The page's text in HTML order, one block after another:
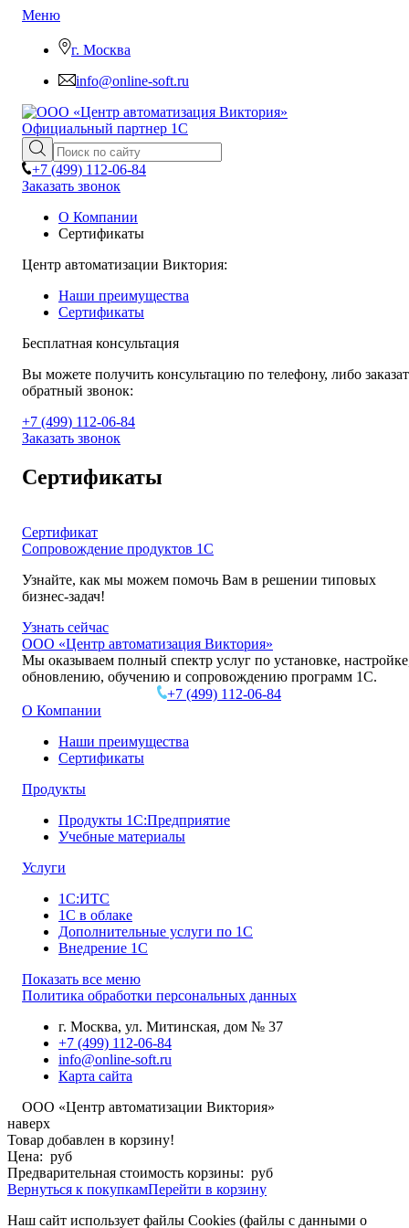
Меню
г. Москва
info@online-soft.ru
Официальный партнер 1С
+7 (499) 112-06-84
Заказать звонок
О Компании
Сертификаты
Центр автоматизации Виктория:
Наши преимущества
Сертификаты
Бесплатная консультация
Вы можете получить консультацию по телефону, либо
обратный звонок:
+7 (499) 112-06-84
Заказать звонок
Сертификаты
Сертификат
Сопровождение продуктов 1C
Узнайте, как мы можем помочь Вам в решении типовых
бизнес-задач!
Узнать сейчас
ООО «Центр автоматизация Виктория»
Мы оказываем полный спектр услуг по установке,
обновлению, обучению и сопровождению программ 1С.
+7 (499) 112-06-84
О Компании
Наши преимущества
Сертификаты
Продукты
Продукты 1С:Предприятие
Учебные материалы
Услуги
1С:ИТС
1С в облаке
Дополнительные услуги по 1С
Внедрение 1С
Показать все меню
Политика обработки персональных данных
г. Москва, ул. Митинская, дом № 37
+7 (499) 112-06-84
info@online-soft.ru
Карта сайта
ООО «Центр автоматизации Виктория»
наверх
Товар добавлен в корзину!
Цена: руб
Предварительная стоимость корзины: руб
Вернуться к покупкамПерейти в корзину
Наш сайт использует файлы Cookies (файлы с данными о